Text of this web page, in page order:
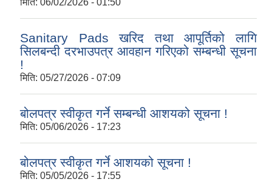
मिति: 06/02/2026 - 01:50
Sanitary Pads खरिद तथा आपूर्तिको लागि
सिलबन्दी दरभाउपत्र आवहान गरिएको सम्बन्धी सूचना
!
मिति: 05/27/2026 - 07:09
बोलपत्र स्वीकृत गर्ने सम्बन्धी आशयको सूचना !
मिति: 05/06/2026 - 17:23
बोलपत्र स्वीकृत गर्ने आशयको सूचना !
मिति: 05/05/2026 - 17:55